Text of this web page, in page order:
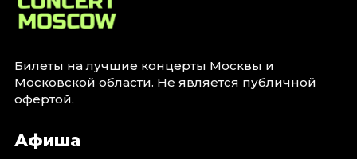
Сентябрь 2026
Спорт
Август 2026
Октябрь 2026
Билеты на лучшие концерты Москвы и
Московской области. Не является публичной
офертой.
Афиша